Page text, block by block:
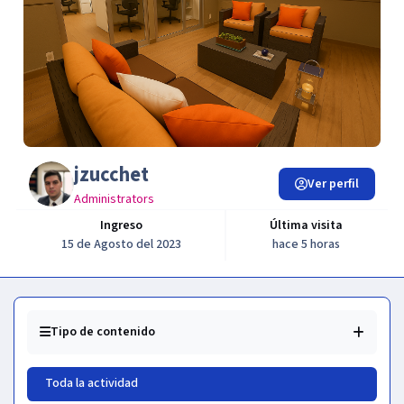
jzucchet
Administrators
Ingreso
15 de Agosto del 2023
Última visita
hace 5 horas
Ver perfil
Tipo de contenido
Toda la actividad